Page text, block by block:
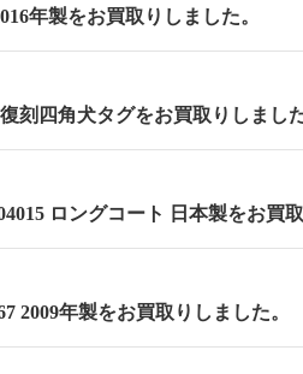
年製をお買取りしました。
刻四角犬タグをお買取りしました
ロングコート 日本製をお買取
2009年製をお買取りしました。